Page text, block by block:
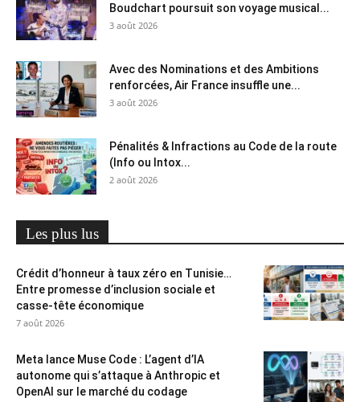
Boudchart poursuit son voyage musical...
3 août 2026
Avec des Nominations et des Ambitions
renforcées, Air France insuffle une...
3 août 2026
Pénalités & Infractions au Code de la route
(Info ou Intox...
2 août 2026
Les plus lus
Crédit d’honneur à taux zéro en Tunisie…
Entre promesse d’inclusion sociale et
casse-tête économique
7 août 2026
Meta lance Muse Code : L’agent d’IA
autonome qui s’attaque à Anthropic et
OpenAI sur le marché du codage